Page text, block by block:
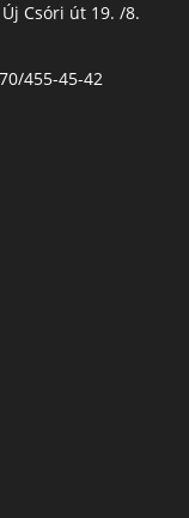
Csóri út 19. /8.
455-45-42